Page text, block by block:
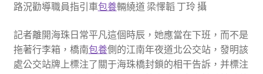
路況勸導職員指引車包養輛繞道 梁懌韜 丁玲 攝
記者離開海珠日常平凡這個時辰，她應當在下班，而不是
拖著行李箱，橋南包養側的江南年夜道北公交站，發明該
處公交站牌上標注了關于海珠橋封鎖的相干告訴，并標注